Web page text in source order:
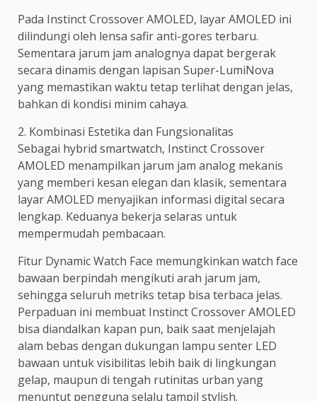
Pada Instinct Crossover AMOLED, layar AMOLED ini
dilindungi oleh lensa safir anti-gores terbaru.
Sementara jarum jam analognya dapat bergerak
secara dinamis dengan lapisan Super-LumiNova
yang memastikan waktu tetap terlihat dengan jelas,
bahkan di kondisi minim cahaya.
2. Kombinasi Estetika dan Fungsionalitas
Sebagai hybrid smartwatch, Instinct Crossover
AMOLED menampilkan jarum jam analog mekanis
yang memberi kesan elegan dan klasik, sementara
layar AMOLED menyajikan informasi digital secara
lengkap. Keduanya bekerja selaras untuk
mempermudah pembacaan.
Fitur Dynamic Watch Face memungkinkan watch face
bawaan berpindah mengikuti arah jarum jam,
sehingga seluruh metriks tetap bisa terbaca jelas.
Perpaduan ini membuat Instinct Crossover AMOLED
bisa diandalkan kapan pun, baik saat menjelajah
alam bebas dengan dukungan lampu senter LED
bawaan untuk visibilitas lebih baik di lingkungan
gelap, maupun di tengah rutinitas urban yang
menuntut pengguna selalu tampil stylish.